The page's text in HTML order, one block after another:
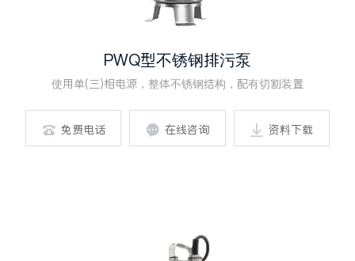
PWQ型不锈钢排污泵
使用单(三)相电源，整体不锈钢结构，配有切割装置
 免费电话  在线咨询  资料下载